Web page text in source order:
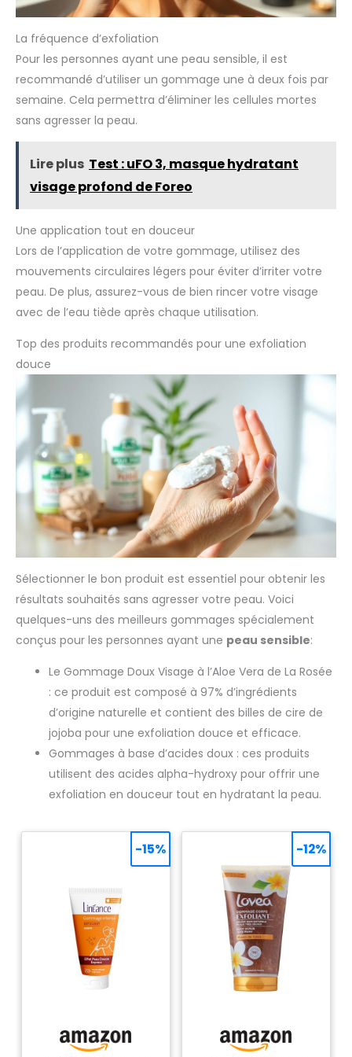
La fréquence d’exfoliation
Pour les personnes ayant une peau sensible, il est
recommandé d’utiliser un gommage une à deux fois par
semaine. Cela permettra d’éliminer les cellules mortes
sans agresser la peau.
Lire plus Test : uFO 3, masque hydratant
visage profond de Foreo
Une application tout en douceur
Lors de l’application de votre gommage, utilisez des
mouvements circulaires légers pour éviter d’irriter votre
peau. De plus, assurez-vous de bien rincer votre visage
avec de l’eau tiède après chaque utilisation.
Top des produits recommandés pour une exfoliation
douce
Sélectionner le bon produit est essentiel pour obtenir les
résultats souhaités sans agresser votre peau. Voici
quelques-uns des meilleurs gommages spécialement
conçus pour les personnes ayant une peau sensible:
Le Gommage Doux Visage à l’Aloe Vera de La Rosée
: ce produit est composé à 97% d’ingrédients
d’origine naturelle et contient des billes de cire de
jojoba pour une exfoliation douce et efficace.
Gommages à base d’acides doux : ces produits
utilisent des acides alpha-hydroxy pour offrir une
exfoliation en douceur tout en hydratant la peau.
-15% -12%